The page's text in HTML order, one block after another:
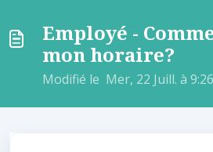
Employé -
mon horaire?
Modifié le Mer, 22 Juill. à